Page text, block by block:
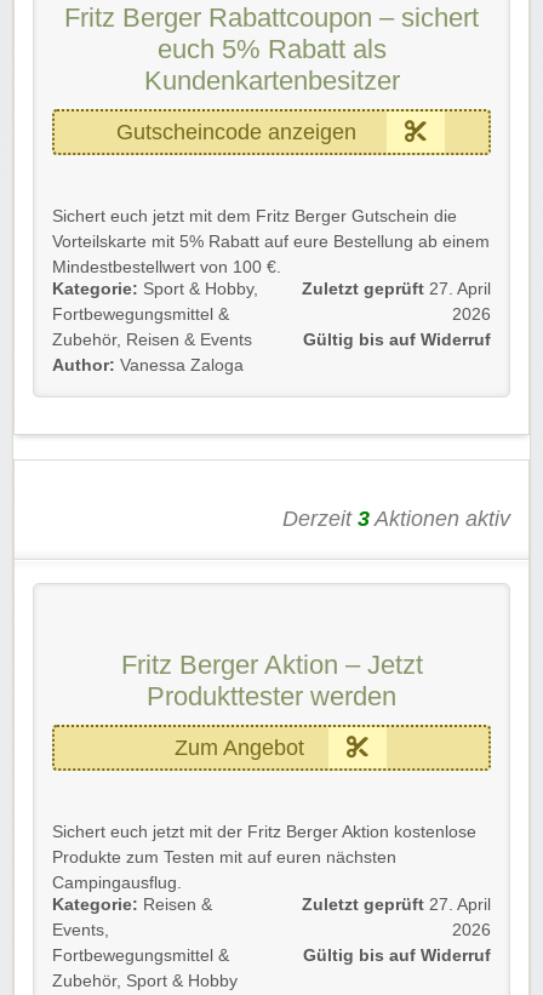
Fritz Berger Rabattcoupon – sichert
euch 5% Rabatt als
Kundenkartenbesitzer
Gutscheincode anzeigen
Sichert euch jetzt mit dem Fritz Berger Gutschein die
Vorteilskarte mit 5% Rabatt auf eure Bestellung ab einem
Mindestbestellwert von 100 €.
Einfach mit der Fritz Berger Gutscheincode eure
Vorteilskarte KOSTENLOS beantragen und sparen.
Kategorie: Sport & Hobby,
Fortbewegungsmittel &
Zubehör, Reisen & Events
Author: Vanessa Zaloga
Zuletzt geprüft 27. April
2026
Gültig bis auf Widerruf
Derzeit 3 Aktionen aktiv
Fritz Berger Aktion – Jetzt
Produkttester werden
Zum Angebot
Sichert euch jetzt mit der Fritz Berger Aktion kostenlose
Produkte zum Testen mit auf euren nächsten
Campingausflug.
Helft mit eurer Erfahrung anderen Campern bei ihrer
Auswahl!
Kategorie: Reisen &
Events
Fortbewegungsmittel &
Zubehör, Sport & Hobby
Zuletzt geprüft 27. April
2026
Gültig bis auf Widerruf